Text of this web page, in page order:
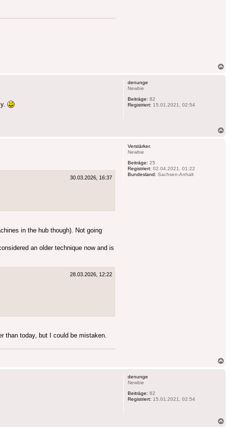
denunge
Newbie
Beiträge: 82
Registriert: 15.01.2021, 02:54
Verstärker.
Newbie
Beiträge: 25
Registriert: 02.04.2021, 01:22
Bundesland: Sachsen-Anhalt
30.03.2026, 16:37
in the hub though). Not going
an older technique now and is
28.03.2026, 12:22
than today, but I could be mistaken.
denunge
Newbie
Beiträge: 82
Registriert: 15.01.2021, 02:54